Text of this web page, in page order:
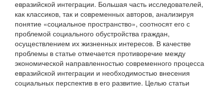
евразийской интеграции. Большая часть исследователей,
как классиков, так и современных авторов, анализируя
понятие «социальное пространство», соотносят его с
проблемой социального обустройства граждан,
осуществлением их жизненных интересов. В качестве
проблемы в статье отмечается противоречие между
экономической направленностью современного процесса
евразийской интеграции и необходимостью внесения
социальных перспектив в его развитие. Целью статьи